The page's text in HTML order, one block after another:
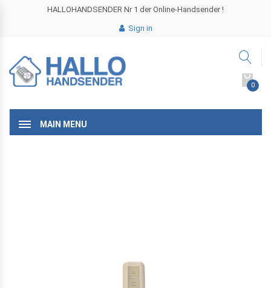
HALLOHANDSENDER Nr 1 der Online-Handsender !
Sign in
0
MAIN MENU